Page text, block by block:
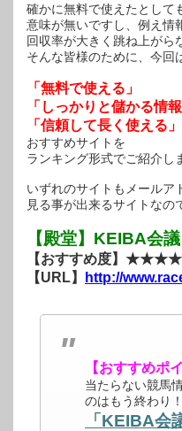
確かに無料で使えたとして
意味が無いですし、例え情
回収率が大きく跳ね上がら
そんな皆様のために、今回
「無料で使える」
「しっかりと儲かる情
「信頼して長く使える」
おすすめサイトを
ランキング形式でご紹介し
いずれのサイトもメールア
見る事が出来るサイトなの
【殿堂】KEIBA会議
【おすすめ度】
【URL】
http://
【おすすめポ
当たらない競馬
のはもう終わり！
「KEIBA会